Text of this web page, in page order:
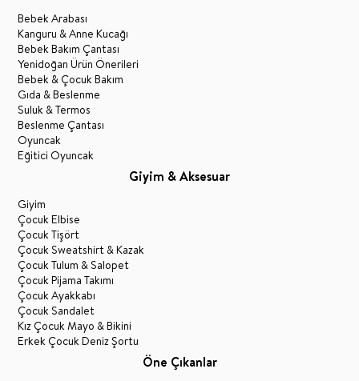
Bebek Arabası
Kanguru & Anne Kucağı
Bebek Bakım Çantası
Yenidoğan Ürün Önerileri
Bebek & Çocuk Bakım
Gıda & Beslenme
Suluk & Termos
Beslenme Çantası
Oyuncak
Eğitici Oyuncak
Giyim & Aksesuar
Giyim
Çocuk Elbise
Çocuk Tişört
Çocuk Sweatshirt & Kazak
Çocuk Tulum & Salopet
Çocuk Pijama Takımı
Çocuk Ayakkabı
Çocuk Sandalet
Kız Çocuk Mayo & Bikini
Erkek Çocuk Deniz Şortu
Öne Çıkanlar